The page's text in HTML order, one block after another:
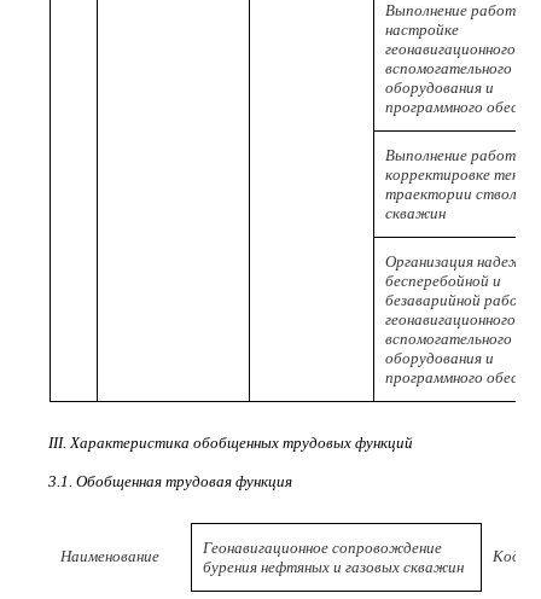
Выполнение работ по
настройке
геонавигационного,
вспомогательного
оборудования и
программного
Выполнение работ по
корректировке
траектории ствола
скважин
Организация
бесперебойной и
безаварийной работы
геонавигационного,
вспомогательного
оборудования и
программного
III. Характеристика обобщенных трудовых функций
3.1. Обобщенная трудовая функция
Наименование
Геонавигационное сопровождение
бурения нефтяных и газовых скважин
Код